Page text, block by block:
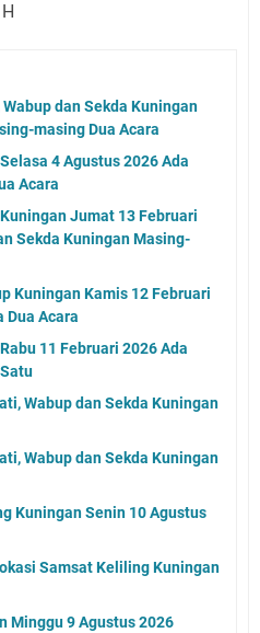
dan Sekda Kuningan
masing Dua Acara
4 Agustus 2026 Ada
Acara
Jumat 13 Februari
Sekda Kuningan Masing-
Kuningan Kamis 12 Februari
Dua Acara
11 Februari 2026 Ada
Wabup dan Sekda Kuningan
Wabup dan Sekda Kuningan
Kuningan Senin 10 Agustus
Samsat Keliling Kuningan
Minggu 9 Agustus 2026